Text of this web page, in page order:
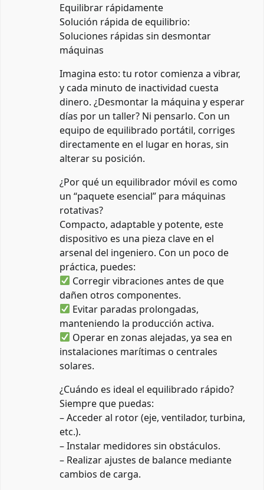
Equilibrar rápidamente
Solución rápida de equilibrio:
Soluciones rápidas sin desmontar
máquinas
Imagina esto: tu rotor comienza a vibrar,
y cada minuto de inactividad cuesta
dinero. ¿Desmontar la máquina y esperar
días por un taller? Ni pensarlo. Con un
equipo de equilibrado portátil, corriges
directamente en el lugar en horas, sin
alterar su posición.
¿Por qué un equilibrador móvil es como
un “paquete esencial” para máquinas
rotativas?
Compacto, adaptable y potente, este
dispositivo es una pieza clave en el
arsenal del ingeniero. Con un poco de
práctica, puedes:
Corregir vibraciones antes de que
dañen otros componentes.
Evitar paradas prolongadas,
manteniendo la producción activa.
Operar en zonas alejadas, ya sea en
instalaciones marítimas o centrales
solares.
¿Cuándo es ideal el equilibrado rápido?
Siempre que puedas:
– Acceder al rotor (eje, ventilador, turbina,
etc.).
– Instalar medidores sin obstáculos.
– Realizar ajustes de balance mediante
cambios de carga.